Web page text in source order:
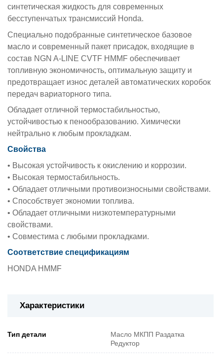
синтетическая жидкость для современных
бесступенчатых трансмиссий Honda.
Специально подобранные синтетическое базовое
масло и современный пакет присадок, входящие в
состав NGN A-LINE CVTF HMMF обеспечивает
топливную экономичность, оптимальную защиту и
предотвращает износ деталей автоматических коробок
передач вариаторного типа.
Обладает отличной термостабильностью,
устойчивостью к пенообразованию. Химически
нейтрально к любым прокладкам.
Свойства
• Высокая устойчивость к окислению и коррозии.
• Высокая термостабильность.
• Обладает отличными противоизносными свойствами.
• Способствует экономии топлива.
• Обладает отличными низкотемпературными
свойствами.
• Совместима с любыми прокладками.
Соответствие спецификациям
HONDA HMMF
Характеристики
Тип детали
Масло МКПП Раздатка
Редуктор